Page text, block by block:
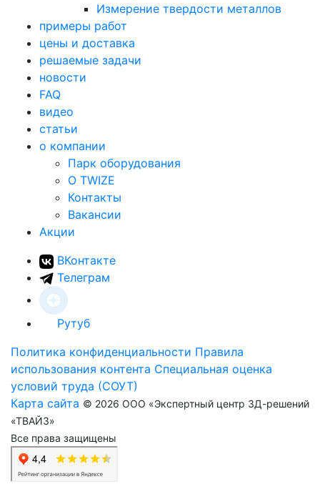
Измерение твердости металлов
примеры работ
цены и доставка
решаемые задачи
новости
FAQ
видео
статьи
о компании
Парк оборудования
О TWIZE
Контакты
Вакансии
Акции
ВКонтакте
Телеграм
Рутуб
Политика конфиденциальности Правила
использования контента Специальная оценка
условий труда (СОУТ)
Карта сайта © 2026 ООО «Экспертный центр 3Д-решений
«ТВАЙЗ»
Все права защищены